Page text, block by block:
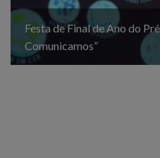
Festa de Final de Ano do
Comunicamos”